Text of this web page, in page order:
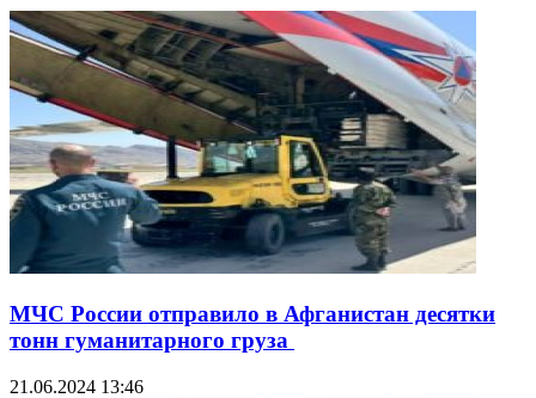
МЧС России отправило в Афганистан десятки
тонн гуманитарного груза
21.06.2024 13:46